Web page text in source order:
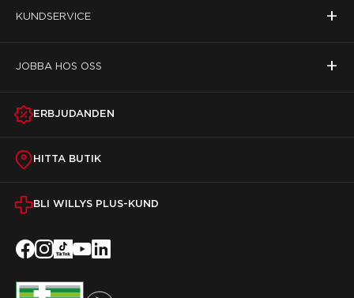
KUNDSERVICE +
JOBBA HOS OSS +
ERBJUDANDEN
HITTA BUTIK
BLI WILLYS PLUS-KUND